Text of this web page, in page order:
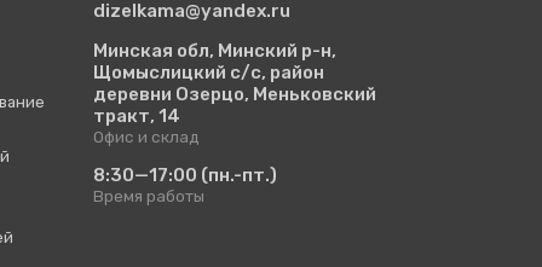
dizelkama@yandex.ru
Минская обл, Минский р-н,
Щомыслицкий с/с, район
деревни Озерцо, Меньковский
тракт, 14
Офис и склад
8:30—17:00 (пн.-пт.)
Время работы